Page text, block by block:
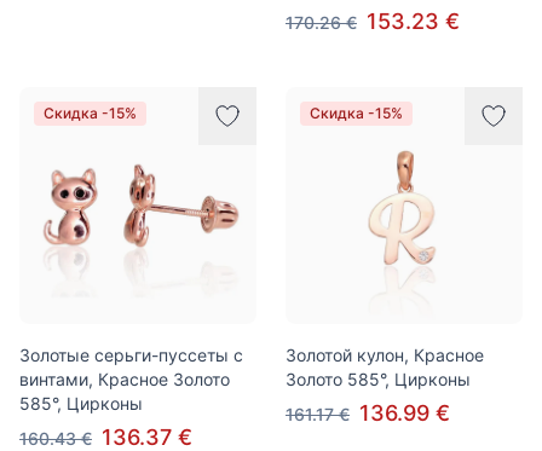
170.26 € 153.23 €
Скидка -15%
Золотые серьги-пуссеты с
винтами, Красное Золото
585°, Цирконы
160.43 € 136.37 €
Скидка -15%
Золотой кулон, Красное
Золото 585°, Цирконы
161.17 € 136.99 €